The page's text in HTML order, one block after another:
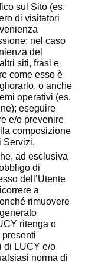
sul Sito (es.
di visitatori
nel caso
del
siti, frasi e
come esso è
o anche
operativi (es.
eseguire
e/o prevenire
composizione
Servizi.
ad esclusiva
di
dell’Utente
a
rimuovere
ritenga o
presenti
di LUCY e/o
norma di